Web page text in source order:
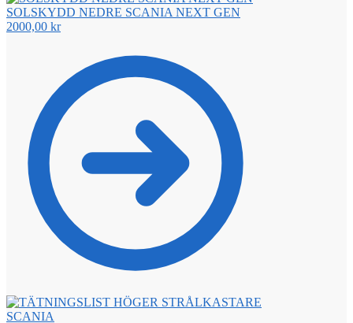
SOLSKYDD NEDRE SCANIA NEXT GEN
2000,00 kr